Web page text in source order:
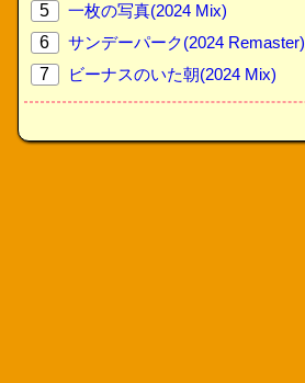
5
一枚の写真(2024 Mix)
6
サンデーパーク(2024 Remaster)
7
ビーナスのいた朝(2024 Mix)